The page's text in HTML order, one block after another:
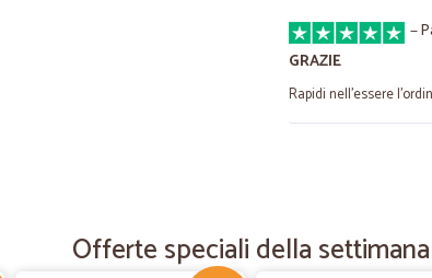
—
GRAZIE
Rapidi nell'essere
alla consegna.
Offerte speciali della settimana